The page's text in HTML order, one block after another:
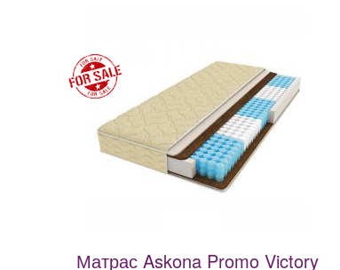
Матрас Askona Promo Victory